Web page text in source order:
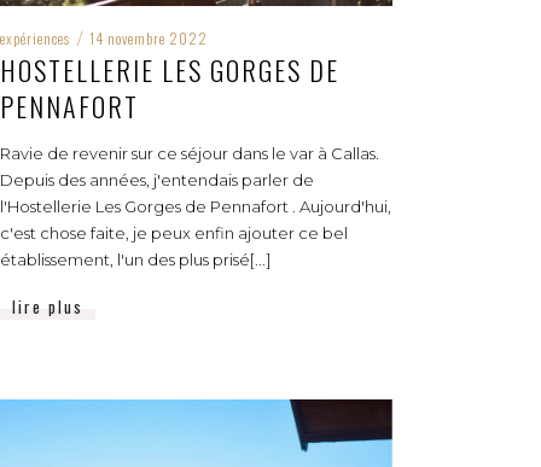
expériences / 14 novembre 2022
HOSTELLERIE LES GORGES DE
PENNAFORT
Ravie de revenir sur ce séjour dans le var à Callas.
Depuis des années, j'entendais parler de
l'Hostellerie Les Gorges de Pennafort . Aujourd'hui,
c'est chose faite, je peux enfin ajouter ce bel
établissement, l'un des plus prisé[...]
lire plus